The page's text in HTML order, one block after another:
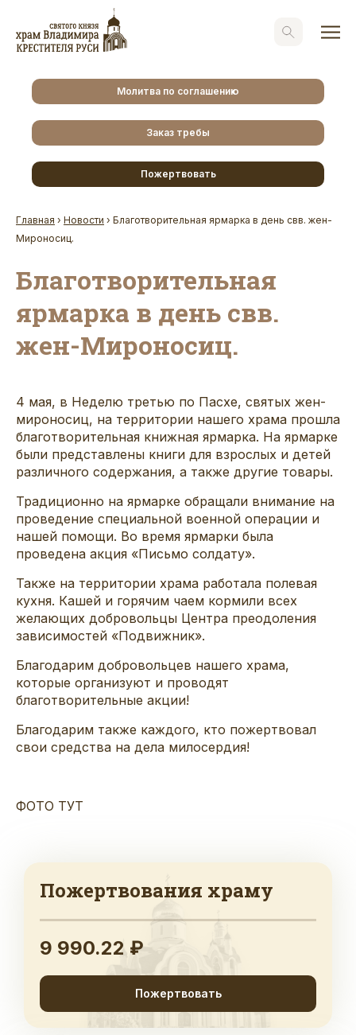
Молитва по соглашению
Заказ требы
Пожертвовать
Главная › Новости › Благотворительная ярмарка в день свв. жен-
Мироносиц.
Благотворительная
ярмарка в день свв.
жен-Мироносиц.
4 мая, в Неделю третью по Пасхе, святых жен-
мироносиц, на территории нашего храма прошла
благотворительная книжная ярмарка. На ярмарке
были представлены книги для взрослых и детей
различного содержания, а также другие товары.
Традиционно на ярмарке обращали внимание на
проведение специальной военной операции и
нашей помощи. Во время ярмарки была
проведена акция «Письмо солдату».
Также на территории храма работала полевая
кухня. Кашей и горячим чаем кормили всех
желающих добровольцы Центра преодоления
зависимостей «Подвижник».
Благодарим добровольцев нашего храма,
которые организуют и проводят
благотворительные акции!
Благодарим также каждого, кто пожертвовал
свои средства на дела милосердия!
ФОТО ТУТ
Пожертвования храму
9 990.22 ₽
Пожертвовать